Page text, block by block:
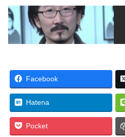
Facebook
Hatena
Pocket